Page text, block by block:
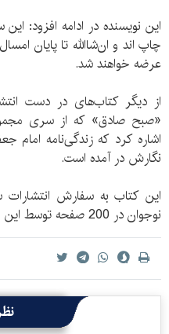
این نویسنده در ادامه افزود:
چاپ اند و ان‌شاالله تا پایان
عرضه خواهند شد.
از دیگر كتاب‌های در دست
«صبح صادق» كه از سری
اشاره كرد كه زندگی‌نامه امام
نگارش در آمده است.
این كتاب به سفارش
نوجوان در 200 صفحه توسط این نویسنده نگارش شده است.